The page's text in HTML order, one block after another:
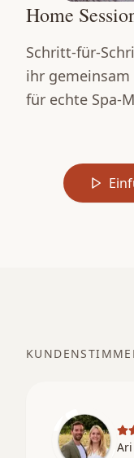
Home
Schritt-für-
ihr
für echte Spa-